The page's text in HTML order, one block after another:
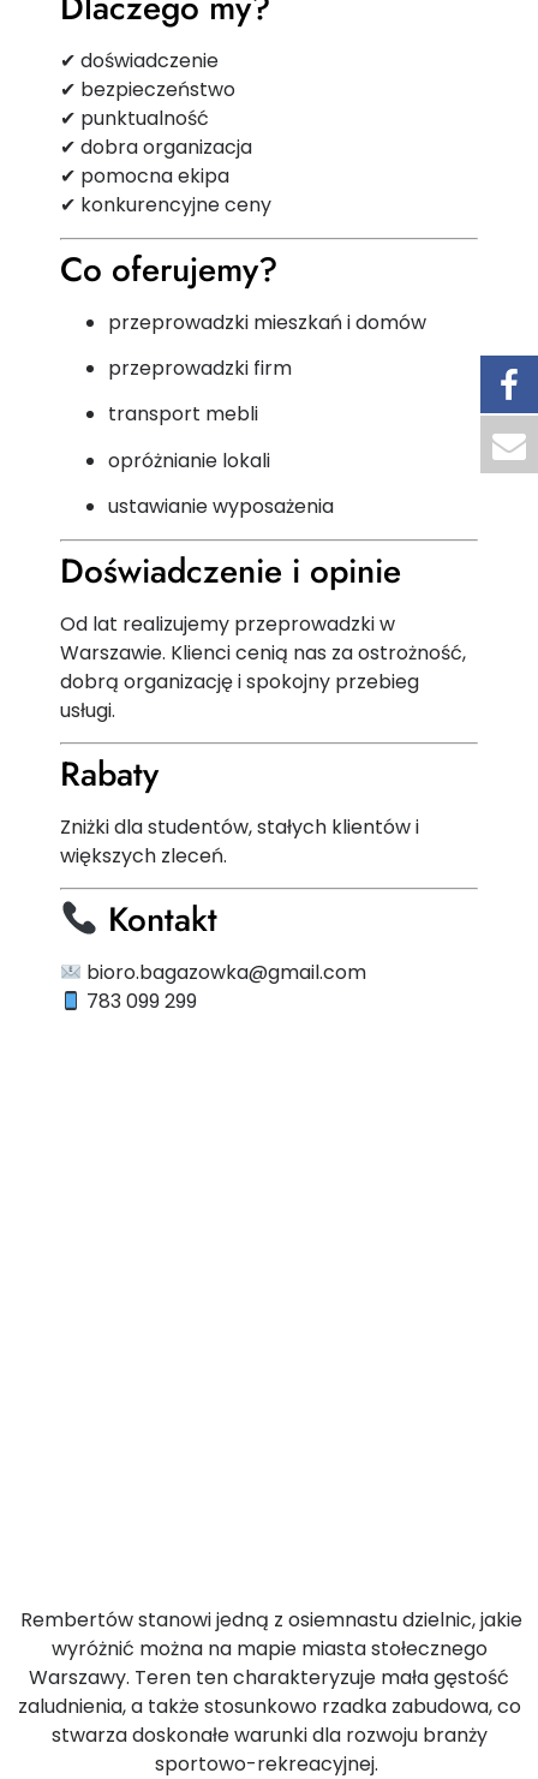
✔ doświadczenie
✔ bezpieczeństwo
✔ punktualność
✔ dobra organizacja
✔ pomocna ekipa
✔ konkurencyjne ceny
Co oferujemy?
przeprowadzki mieszkań i domów
przeprowadzki firm
transport mebli
opróżnianie lokali
ustawianie wyposażenia
Doświadczenie i opinie
Od lat realizujemy przeprowadzki w
Warszawie. Klienci cenią nas za ostrożność,
dobrą organizację i spokojny przebieg
usługi.
Rabaty
Zniżki dla studentów, stałych klientów i
większych zleceń.
Kontakt
bioro.bagazowka@gmail.com
783 099 299
Rembertów stanowi jedną z osiemnastu dzielnic, jakie
wyróżnić można na mapie miasta stołecznego
Warszawy. Teren ten charakteryzuje mała gęstość
zaludnienia, a także stosunkowo rzadka zabudowa, co
stwarza doskonałe warunki dla rozwoju branży
sportowo-rekreacyjnej.